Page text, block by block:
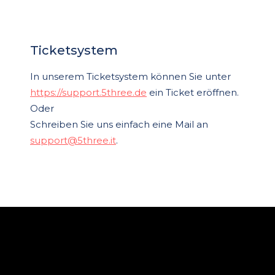
Ticketsystem
In unserem Ticketsystem können Sie unter
https://support.5three.de ein Ticket eröffnen.
Oder
Schreiben Sie uns einfach eine Mail an
support@5three.it.